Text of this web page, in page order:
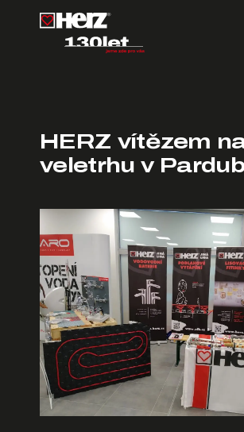
HERZ vítězem
veletrhu v